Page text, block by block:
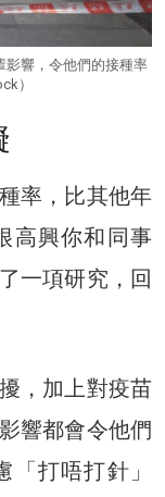
影響，令他們的接種率
）
率，比其他年
高興你和同事
一項研究，回
，加上對疫苗
響都會令他們
打唔打針」